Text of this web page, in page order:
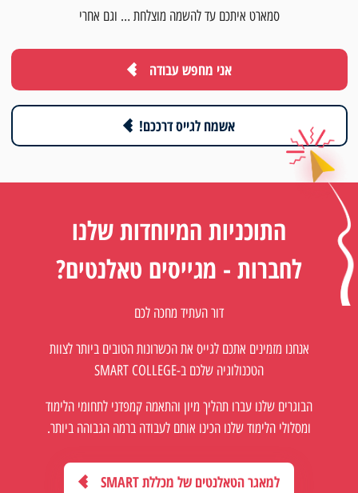
סמארט איתכם עד להשמה מוצלחת … וגם אחרי
אני מחפש עבודה
אשמח לגייס דרככם!
התוכניות המיוחדות שלנו
לחברות - מגייסים טאלנטים?
דור העתיד מחכה לכם
אנחנו מזמינים אתכם לגייס את הכשרונות הטובים ביותר לצוות
הטכנולוגיה שלכם ב-SMART COLLEGE
הבוגרים שלנו עברו תהליך מיון והתאמה קמפדני לתחומי הלימוד
ומסלולי הלימוד שלנו הכינו אותם לעבודה ברמה הגבוהה ביותר.
למאגר הטאלנטים של מכללת SMART